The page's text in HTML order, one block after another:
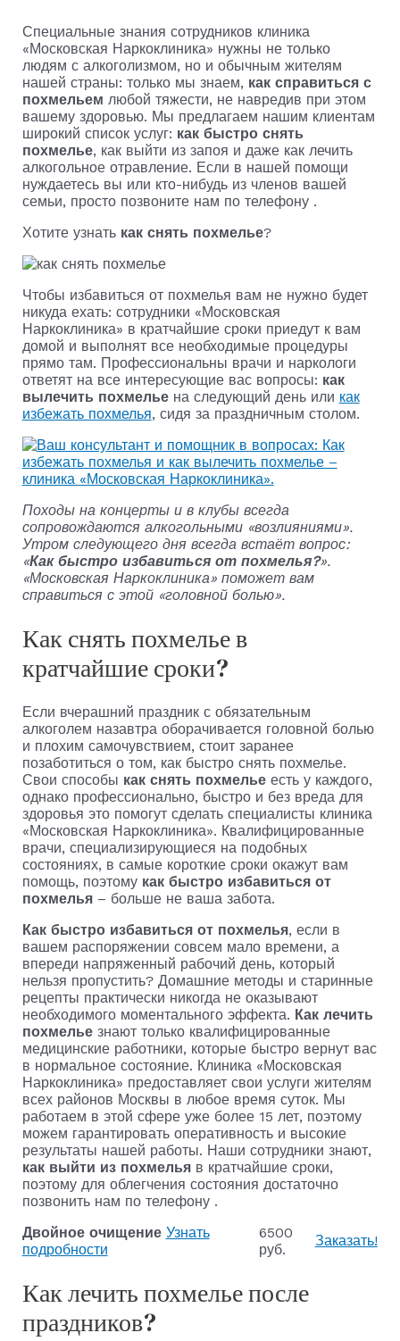
Специальные знания сотрудников клиника
«Московская Наркоклиника» нужны не только
людям с алкоголизмом, но и обычным жителям
нашей страны: только мы знаем, как справиться с
похмельем любой тяжести, не навредив при этом
вашему здоровью. Мы предлагаем нашим клиентам
широкий список услуг: как быстро снять
похмелье, как выйти из запоя и даже как лечить
алкогольное отравление. Если в нашей помощи
нуждаетесь вы или кто-нибудь из членов вашей
семьи, просто позвоните нам по телефону .
Хотите узнать как снять похмелье?
Чтобы избавиться от похмелья вам не нужно будет
никуда ехать: сотрудники «Московская
Наркоклиника» в кратчайшие сроки приедут к вам
домой и выполнят все необходимые процедуры
прямо там. Профессиональны врачи и наркологи
ответят на все интересующие вас вопросы: как
вылечить похмелье на следующий день или как
избежать похмелья, сидя за праздничным столом.
Походы на концерты и в клубы всегда
сопровождаются алкогольными «возлияниями».
Утром следующего дня всегда встаёт вопрос:
«Как быстро избавиться от похмелья?».
«Московская Наркоклиника» поможет вам
справиться с этой «головной болью».
Как снять похмелье в
кратчайшие сроки?
Если вчерашний праздник с обязательным
алкоголем назавтра оборачивается головной болью
и плохим самочувствием, стоит заранее
позаботиться о том, как быстро снять похмелье.
Свои способы как снять похмелье есть у каждого,
однако профессионально, быстро и без вреда для
здоровья это помогут сделать специалисты клиника
«Московская Наркоклиника». Квалифицированные
врачи, специализирующиеся на подобных
состояниях, в самые короткие сроки окажут вам
помощь, поэтому как быстро избавиться от
похмелья – больше не ваша забота.
Как быстро избавиться от похмелья, если в
вашем распоряжении совсем мало времени, а
впереди напряженный рабочий день, который
нельзя пропустить? Домашние методы и старинные
рецепты практически никогда не оказывают
необходимого моментального эффекта. Как лечить
похмельезнают только квалифицированные
медицинские работники, которые быстро вернут вас
в нормальное состояние. Клиника «Московская
Наркоклиника» предоставляет свои услуги жителям
всех районов Москвы в любое время суток. Мы
работаем в этой сфере уже более 15 лет, поэтому
можем гарантировать оперативность и высокие
результаты нашей работы. Наши сотрудники знают,
как выйти из похмелья в кратчайшие сроки,
поэтому для облегчения состояния достаточно
позвонить нам по телефону .
Двойное очищение Узнать
подробности
6500
руб.
Заказать!
Как лечить похмелье после
праздников?